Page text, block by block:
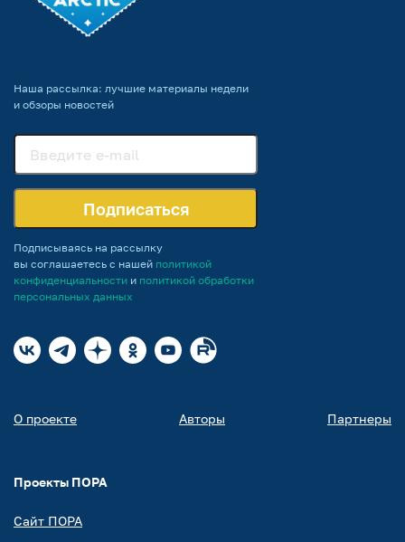
Наша рассылка: лучшие материалы недели
и обзоры новостей
Подписаться
Подписываясь на рассылку
вы соглашаетесь с нашей политикой
конфиденциальности и политикой обработки
персональных данных
О проекте Авторы Партнеры
Проекты ПОРА
Сайт ПОРА